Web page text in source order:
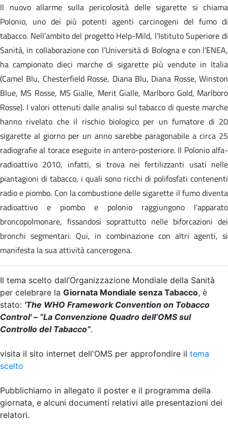
Il nuovo allarme sulla pericolosità delle sigarette si chiama
Polonio, uno dei più potenti agenti carcinogeni del fumo di
tabacco. Nell’ambito del progetto Help-Mild, l’Istituto Superiore di
Sanità, in collaborazione con l’Università di Bologna e con l’ENEA,
ha campionato dieci marche di sigarette più vendute in Italia
(Camel Blu, Chesterfield Rosse, Diana Blu, Diana Rosse, Winston
Blue, MS Rosse, MS Gialle, Merit Gialle, Marlboro Gold, Marlboro
Rosse). I valori ottenuti dalle analisi sul tabacco di queste marche
hanno rivelato che il rischio biologico per un fumatore di 20
sigarette al giorno per un anno sarebbe paragonabile a circa 25
radiografie al torace eseguite in antero-posteriore. Il Polonio alfa-
radioattivo 2010, infatti, si trova nei fertilizzanti usati nelle
piantagioni di tabacco, i quali sono ricchi di polifosfati contenenti
radio e piombo. Con la combustione delle sigarette il fumo diventa
radioattivo e piombo e polonio raggiungono l’apparato
broncopolmonare, fissandosi soprattutto nelle biforcazioni dei
bronchi segmentari. Qui, in combinazione con altri agenti, si
manifesta la sua attività cancerogena.
Il tema scelto dall’Organizzazione Mondiale della Sanità
per celebrare la Giornata Mondiale senza Tabacco, è
stato: 'The WHO Framework Convention on Tobacco
Control' – “La Convenzione Quadro dell’OMS sul
Controllo del Tabacco”.
visita il sito internet dell'OMS per approfondire il tema
scelto
Pubblichiamo in allegato il poster e il programma della
giornata, e alcuni documenti relativi alle presentazioni dei
relatori.